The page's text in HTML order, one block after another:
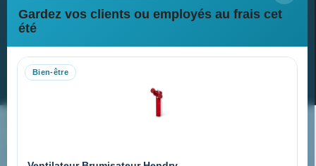
Gardez vos clients ou employés au frais cet
été
Bien-être
Newsletter
Recevez nos dernières nouvelles et nos offres spéciales
Nos expertises & accompagnement global